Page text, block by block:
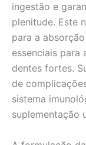
ingestão e
plenitude. Este
para a
essenciais para
dentes fortes.
de
sistema
suplementação